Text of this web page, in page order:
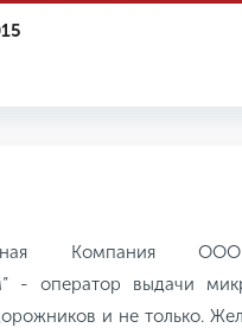
Компания
- оператор выдачи
и не только.